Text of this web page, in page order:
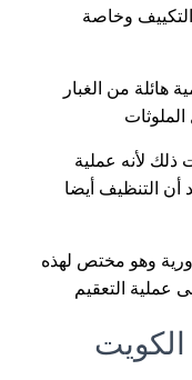
وخاصة
هائلة من الغبار
ذلك لأنه عملية
أن التنظيف أيضا
وهو مختص لهذه
عملية التعقيم